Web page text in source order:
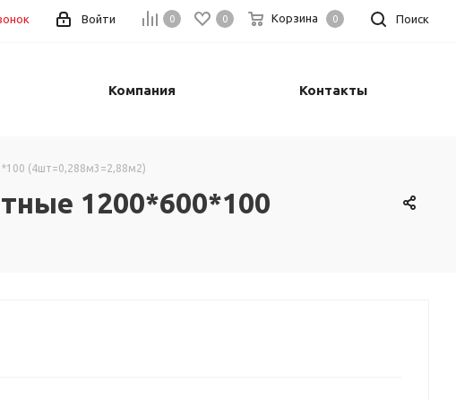
Поиск
0 0 Корзина 0
Войти
Компания Контакты
(4шт=0,288м3=2,88м2)
1200*600*100